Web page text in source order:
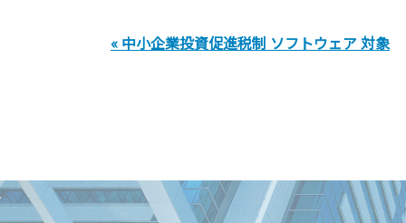
« 中小企業投資促進税制 ソフトウェア 対象